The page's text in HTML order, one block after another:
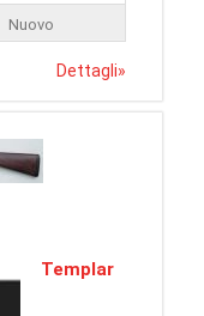
Nuovo
Dettagli»
Templar